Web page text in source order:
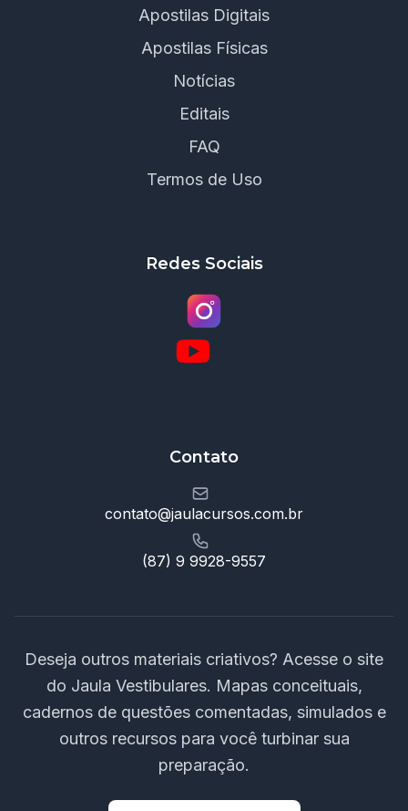
Apostilas Digitais
Apostilas Físicas
Notícias
Editais
FAQ
Termos de Uso
Redes Sociais
Contato
contato@jaulacursos.com.br
(87) 9 9928-9557
Deseja outros materiais criativos? Acesse o site
do Jaula Vestibulares. Mapas conceituais,
cadernos de questões comentadas, simulados e
outros recursos para você turbinar sua
preparação.